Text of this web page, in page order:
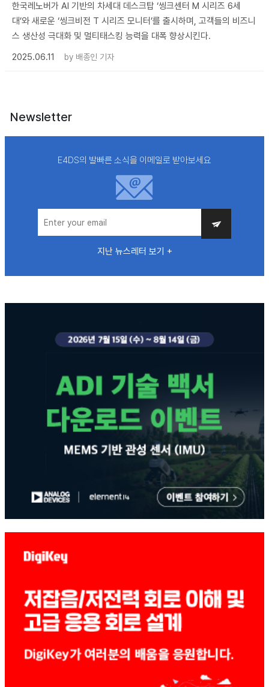
한국레노버가 AI 기반의 차세대 데스크탑 ‘씽크센터 M 시리즈 6세
대’와 새로운 ‘씽크비전 T 시리즈 모니터’를 출시하며, 고객들의 비즈니
스 생산성 극대화 및 멀티태스킹 능력을 대폭 향상시킨다.
2025.06.11
by 배종인 기자
Newsletter
E4DS의 발빠른 소식을 이메일로 받아보세요
지난 뉴스레터 보기 +